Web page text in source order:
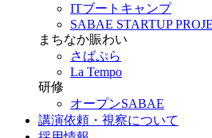
ITブートキャンプ
SABAE STARTUP
まちなか賑わい
さばぷら
La Tempo
研修
オープンSABAE
講演依頼・視察について